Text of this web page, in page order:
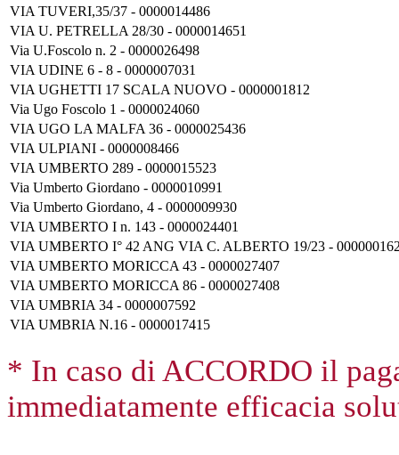
VIA TUVERI,35/37 - 0000014486
VIA U. PETRELLA 28/30 - 0000014651
Via U.Foscolo n. 2 - 0000026498
VIA UDINE 6 - 8 - 0000007031
VIA UGHETTI 17 SCALA NUOVO - 0000001812
Via Ugo Foscolo 1 - 0000024060
VIA UGO LA MALFA 36 - 0000025436
VIA ULPIANI - 0000008466
VIA UMBERTO 289 - 0000015523
Via Umberto Giordano - 0000010991
Via Umberto Giordano, 4 - 0000009930
VIA UMBERTO I n. 143 - 0000024401
VIA UMBERTO I° 42 ANG VIA C. ALBERTO 19/23 -
VIA UMBERTO MORICCA 43 - 0000027407
VIA UMBERTO MORICCA 86 - 0000027408
VIA UMBRIA 34 - 0000007592
VIA UMBRIA N.16 - 0000017415
* In caso di ACCORDO il
immediatamente efficacia